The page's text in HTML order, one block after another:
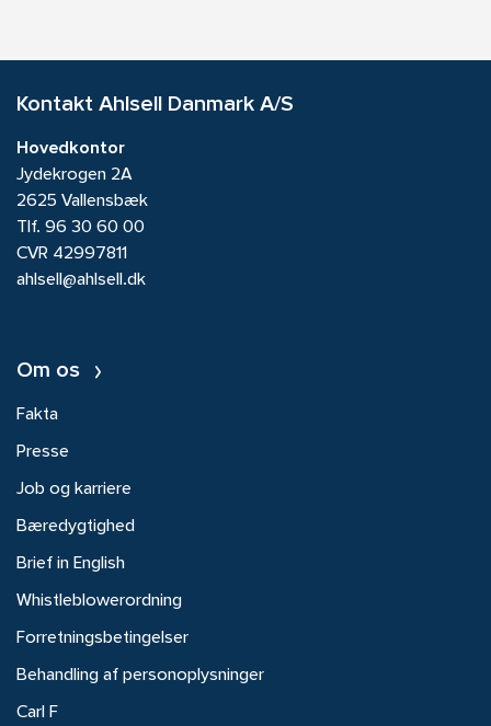
Kontakt Ahlsell Danmark A/S
Hovedkontor
Jydekrogen 2A
2625 Vallensbæk
Tlf. 96 30 60 00
CVR 42997811
ahlsell@ahlsell.dk
Om os
Fakta
Presse
Job og karriere
Bæredygtighed
Brief in English
Whistleblowerordning
Forretningsbetingelser
Behandling af personoplysninger
Carl F